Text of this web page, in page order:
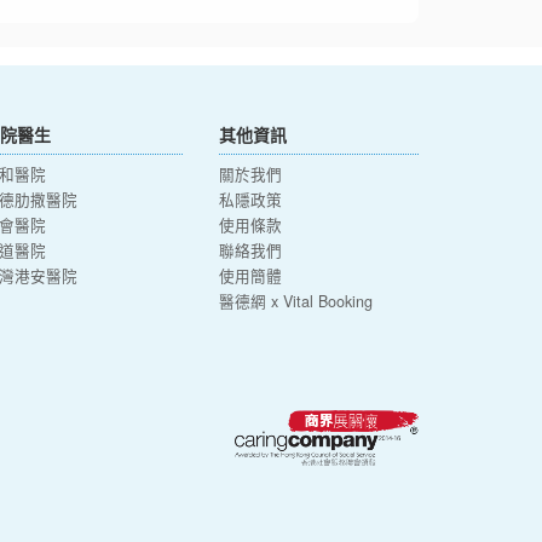
醫生
醫院
肋撒醫院
醫院
醫院
港安醫院
其他資訊
關於我們
私隱政策
使用條款
聯絡我們
使用簡體
醫德網 x Vital Booking